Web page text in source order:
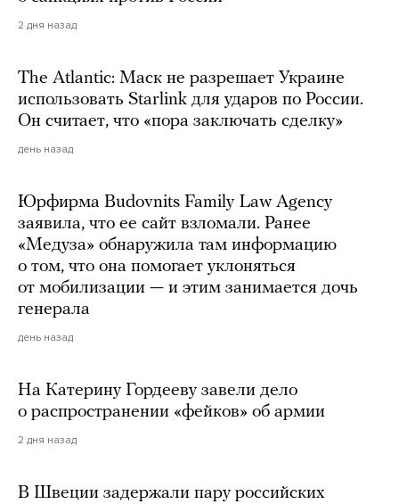
2 дня назад
The Atlantic: Маск не разрешает Украине
использовать Starlink для ударов по России.
Он считает, что «пора заключать сделку»
день назад
Юрфирма Budovnits Family Law Agency
заявила, что ее сайт взломали. Ранее
«Медуза» обнаружила там информацию
о том, что она помогает уклоняться
от мобилизации — и этим занимается дочь
генерала
день назад
На Катерину Гордееву завели дело
о распространении «фейков» об армии
2 дня назад
В Швеции задержали пару российских